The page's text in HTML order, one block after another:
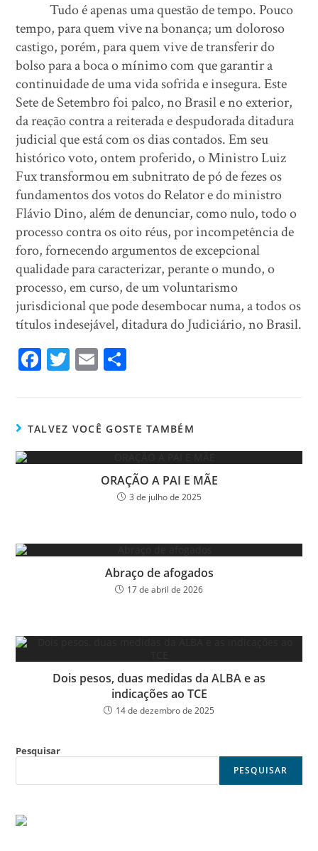
Tudo é apenas uma questão de tempo. Pouco
tempo, para quem vive na bonança; um doloroso
castigo, porém, para quem vive de transferir do
bolso para a boca o mínimo com que garantir a
continuidade de uma vida sofrida e insegura. Este
Sete de Setembro foi palco, no Brasil e no exterior,
da reação contra a reiterada e despudorada ditadura
judicial que está com os dias contados. Em seu
histórico voto, ontem proferido, o Ministro Luiz
Fux transformou em subnitrato de pó de fezes os
fundamentos dos votos do Relator e do ministro
Flávio Dino, além de denunciar, como nulo, todo o
processo contra os oito réus, por incompetência de
foro, fornecendo argumentos de excepcional
qualidade para caracterizar, perante o mundo, o
processo, em curso, de um voluntarismo
jurisdicional que pode desembocar numa, a todos os
títulos indesejável, ditadura do Judiciário, no Brasil.
Fa
ok
T
er
E
TALVEZ VOCÊ GOSTE TAMBÉM
ORAÇÃO A PAI E MÃE
3 de julho de 2025
Abraço de afogados
17 de abril de 2026
Dois pesos, duas medidas da ALBA e as
indicações ao TCE
14 de dezembro de 2025
Pesquisar
PESQUISAR